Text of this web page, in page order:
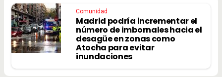
Comunidad
Madrid podría incrementar el
número de imbornales hacia el
desagüe en zonas como
Atocha para evitar
inundaciones